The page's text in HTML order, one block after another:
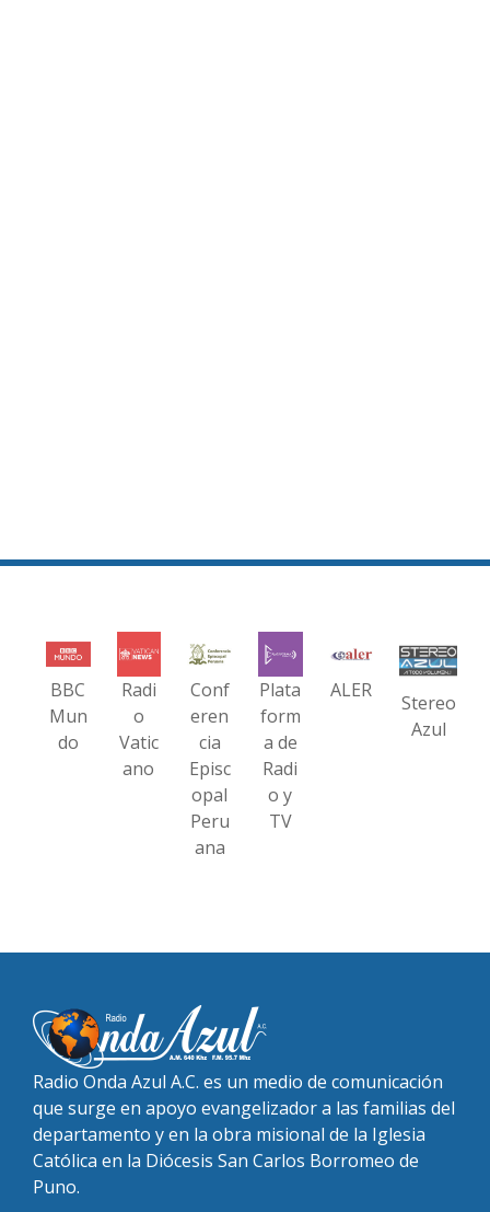
BBC
Mun
do
Radi
o
Vatic
ano
Conf
eren
cia
Episc
opal
Peru
ana
Plata
form
a de
Radi
o y
TV
ALER
Stereo
Azul
Radio Onda Azul A.C. es un medio de comunicación
que surge en apoyo evangelizador a las familias del
departamento y en la obra misional de la Iglesia
Católica en la Diócesis San Carlos Borromeo de
Puno.